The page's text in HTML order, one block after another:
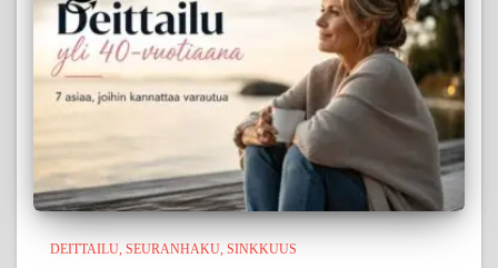
DEITTAILU SEURANHAKU SINKKUUS